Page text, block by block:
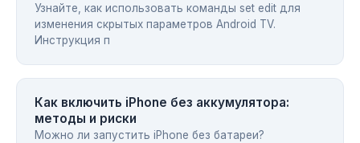
Узнайте, как использовать команды set edit для
изменения скрытых параметров Android TV.
Инструкция п
Как включить iPhone без аккумулятора:
методы и риски
Можно ли запустить iPhone без батареи?